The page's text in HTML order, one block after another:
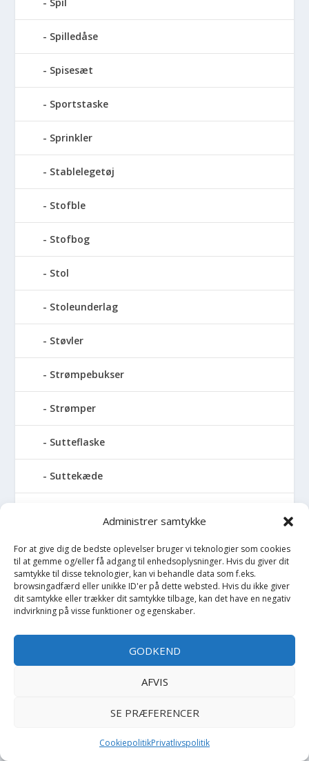
Administrer samtykke
For at give dig de bedste oplevelser bruger vi teknologier som cookies
til at gemme og/eller få adgang til enhedsoplysninger. Hvis du giver dit
samtykke til disse teknologier, kan vi behandle data som f.eks.
browsingadfærd eller unikke ID'er på dette websted. Hvis du ikke giver
dit samtykke eller trækker dit samtykke tilbage, kan det have en negativ
indvirkning på visse funktioner og egenskaber.
GODKEND
AFVIS
SE PRÆFERENCER
CookiepolitikPrivatlivspolitik
Spilledåse
Spisesæt
Sportstaske
Sprinkler
Stablelegetøj
Stofble
Stofbog
Stol
Stoleunderlag
Støvler
Strømpebukser
Strømper
Sutteflaske
Suttekæde
Svømmebælte
Svømmebræt
Svømmebriller
Svømmevinger
Sweatpants